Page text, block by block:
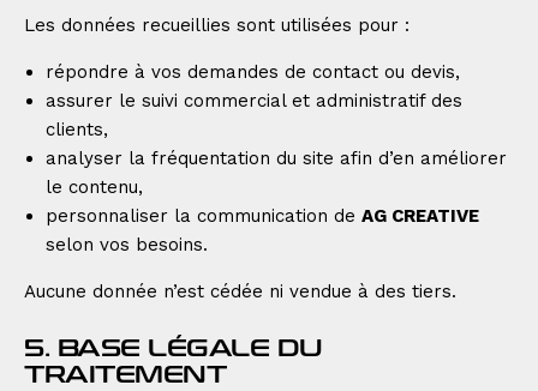
Les données recueillies sont utilisées pour :
répondre à vos demandes de contact ou devis,
assurer le suivi commercial et administratif des
clients,
analyser la fréquentation du site afin d’en améliorer
le contenu,
personnaliser la communication de AG CREATIVE
selon vos besoins.
Aucune donnée n’est cédée ni vendue à des tiers.
5. BASE LÉGALE DU
TRAITEMENT